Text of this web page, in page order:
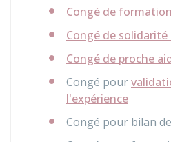
Congé de
Congé de
Congé de proche
Congé pour
l'expérience
Congé pour bilan